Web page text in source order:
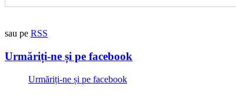
sau pe RSS
Urmăriți-ne și pe facebook
Urmăriți-ne și pe facebook